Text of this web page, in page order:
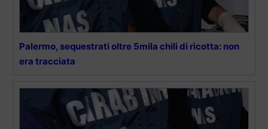
Palermo, sequestrati oltre 5mila chili di ricotta: non
era tracciata